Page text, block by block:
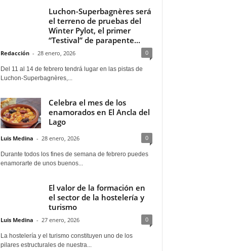
Luchon-Superbagnères será
el terreno de pruebas del
Winter Pylot, el primer
“Testival” de parapente...
Redacción - 28 enero, 2026 0
Del 11 al 14 de febrero tendrá lugar en las pistas de
Luchon-Superbagnères,...
Celebra el mes de los
enamorados en El Ancla del
Lago
Luis Medina - 28 enero, 2026 0
Durante todos los fines de semana de febrero puedes
enamorarte de unos buenos...
El valor de la formación en
el sector de la hostelería y
turismo
Luis Medina - 27 enero, 2026 0
La hostelería y el turismo constituyen uno de los
pilares estructurales de nuestra...